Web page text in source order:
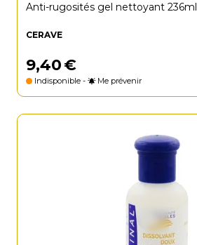
Anti-rugosités gel nettoyant 236ml
CERAVE
9,40€
Indisponible - Me prévenir